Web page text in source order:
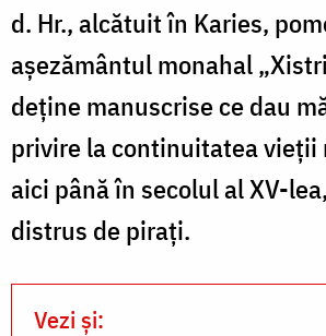
d. Hr., alcătuit în Karies,
aşezământul monahal
deţine manuscrise ce dau
privire la continuitatea vieţii
aici până în secolul al XV-
distrus de piraţi.
Vezi și: